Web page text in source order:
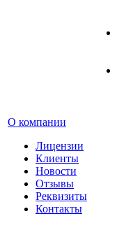
О компании
Лицензии
Клиенты
Новости
Отзывы
Реквизиты
Контакты